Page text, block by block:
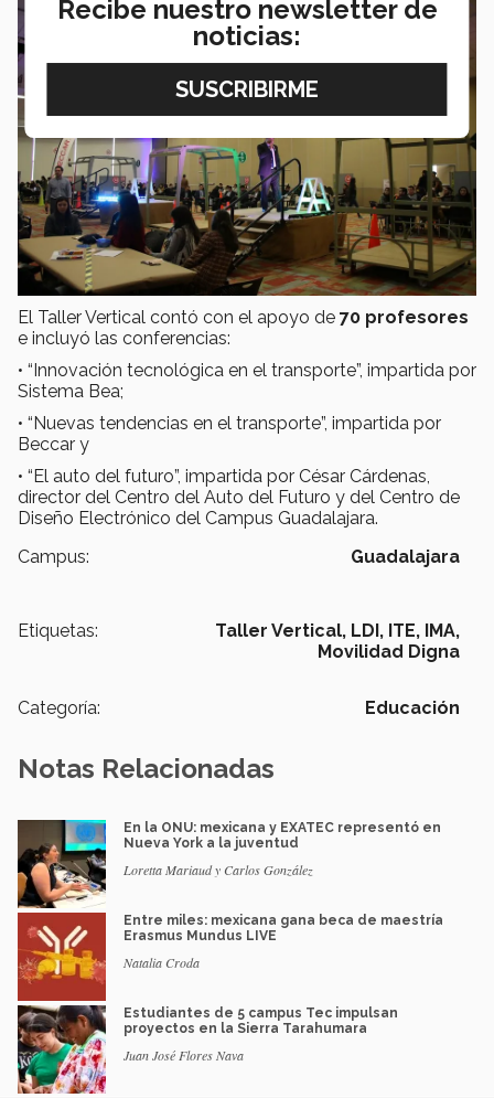
El Taller Vertical contó con el apoyo de 70 profesores
e incluyó las conferencias:
• “Innovación tecnológica en el transporte”, impartida por
Sistema Bea;
• “Nuevas tendencias en el transporte”, impartida por
Beccar y
• “El auto del futuro”, impartida por César Cárdenas,
director del Centro del Auto del Futuro y del Centro de
Diseño Electrónico del Campus Guadalajara.
Campus:
Guadalajara
Etiquetas: Taller Vertical, LDI, ITE, IMA,
Movilidad Digna
Categoría: Educación
Notas Relacionadas
En la ONU: mexicana y EXATEC representó en
Nueva York a la juventud
Loretta Mariaud y Carlos González
Entre miles: mexicana gana beca de maestría
Erasmus Mundus LIVE
Natalia Croda
Estudiantes de 5 campus Tec impulsan
proyectos en la Sierra Tarahumara
Juan José Flores Nava
Recibe nuestro newsletter de
noticias: